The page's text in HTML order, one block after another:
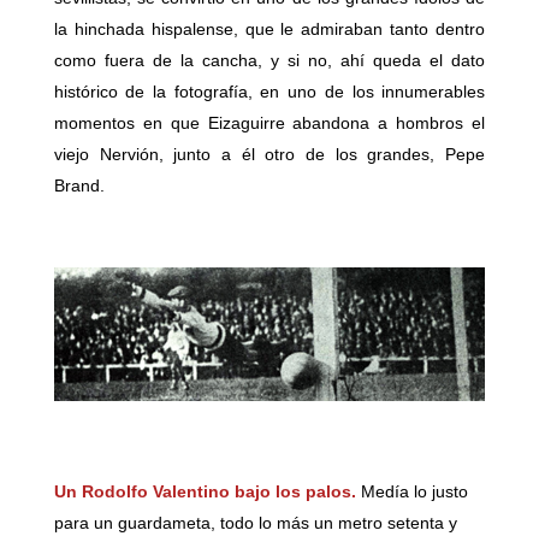
la hinchada hispalense, que le admiraban tanto dentro
como fuera de la cancha, y si no, ahí queda el dato
histórico de la fotografía, en uno de los innumerables
momentos en que Eizaguirre abandona a hombros el
viejo Nervión, junto a él otro de los grandes, Pepe
Brand.
Un Rodolfo Valentino bajo los palos. Medía lo justo
para un guardameta, todo lo más un metro setenta y